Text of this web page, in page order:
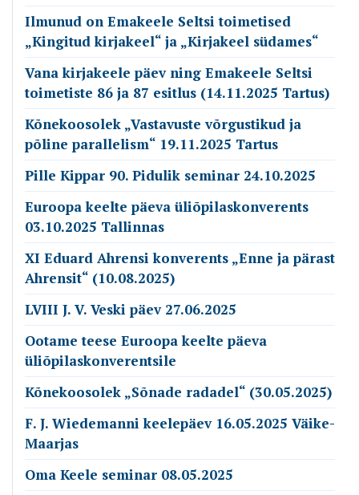
Ilmunud on Emakeele Seltsi toimetised
„Kingitud kirjakeel“ ja „Kirjakeel südames“
Vana kirjakeele päev ning Emakeele Seltsi
toimetiste 86 ja 87 esitlus (14.11.2025 Tartus)
Kõnekoosolek „Vastavuste võrgustikud ja
põline parallelism“ 19.11.2025 Tartus
Pille Kippar 90. Pidulik seminar 24.10.2025
Euroopa keelte päeva üliõpilaskonverents
03.10.2025 Tallinnas
XI Eduard Ahrensi konverents „Enne ja pärast
Ahrensit“ (10.08.2025)
LVIII J. V. Veski päev 27.06.2025
Ootame teese Euroopa keelte päeva
üliõpilaskonverentsile
Kõnekoosolek „Sõnade radadel“ (30.05.2025)
F. J. Wiedemanni keelepäev 16.05.2025 Väike-
Maarjas
Oma Keele seminar 08.05.2025